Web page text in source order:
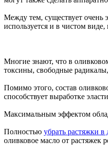
Между тем, существует очень
используется и в чистом
Многие знают, что в
токсины, свободные
Помимо этого, состав
способствует выработке
Максимальным эффектом
Полностью убрать растяжки
оливковое масло от растяжек